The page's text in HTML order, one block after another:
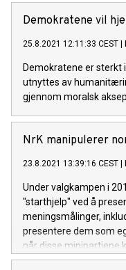
Demokratene vil
25.8.2021 12:11:33 CEST |
Demokratene er sterkt
utnyttes av
gjennom moralsk
NrK manipulerer
23.8.2021 13:39:16 CEST |
Under valgkampen i
"starthjelp" ved å
meningsmålinger,
presentere dem som
når disse minipartiene
meningsmålinger.